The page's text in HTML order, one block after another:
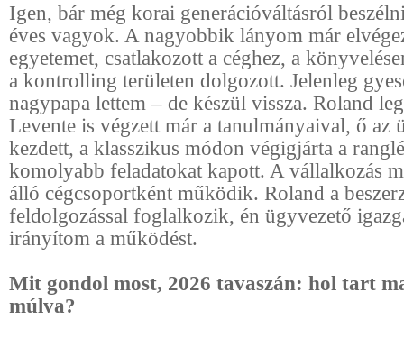
Igen, bár még korai generációváltásról
éves vagyok. A nagyobbik lányom már
egyetemet, csatlakozott a céghez, a
a kontrolling területen dolgozott. Jelenleg
nagypapa lettem – de készül vissza. Roland
Levente is végzett már a tanulmányaival, ő az
kezdett, a klasszikus módon végigjárta a
komolyabb feladatokat kapott. A vállalkozás
álló cégcsoportként működik. Roland a
feldolgozással foglalkozik, én ügyvezető
irányítom a működést.
Mit gondol most, 2026 tavaszán: hol tart
múlva?